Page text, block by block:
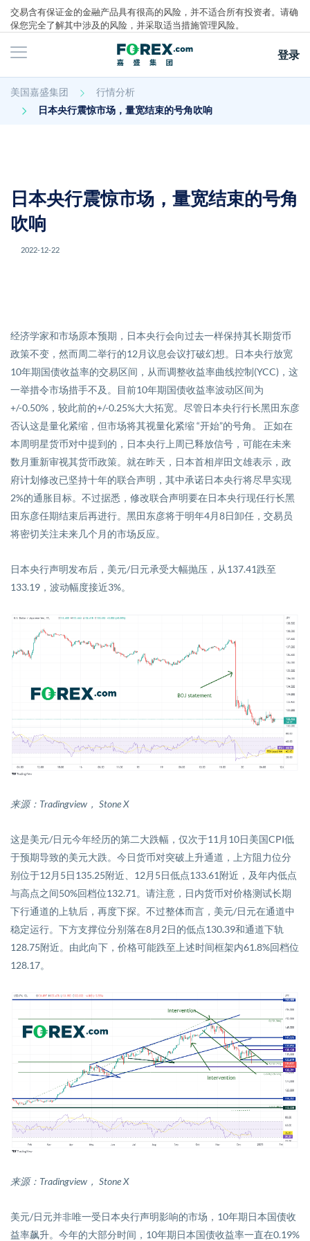
交易含有保证金的金融产品具有很高的风险，并不适合所有投资者。请确
保您完全了解其中涉及的风险，并采取适当措施管理风险。
主页
行情分析
登录
美国嘉盛集团
行情分析
日本央行震惊市场，量宽结束的号角吹响
日本央行震惊市场，量宽结束的号角
吹响
2022-12-22
经济学家和市场原本预期，日本央行会向过去一样保持其长期货币
政策不变，然而周二举行的12月议息会议打破幻想。日本央行放宽
10年期国债收益率的交易区间 ，从而调整收益率曲线控制(YCC) ，这
一举措令市场措手不及。目前10年期国债收益率波动区间为
+/-0.50% ，较此前的+/-0.25%大大拓宽。尽管日本央行行长黑田东彦
否认这是量化紧缩，但市场将其视量化紧缩“开始”的号角 。
正如在
本周明星货币对中提到的，日本央行上周已释放信号，可能在未来
数月重新审视其货币政策。就在昨天，日本首相岸田文雄表示，政
府计划修改已坚持十年的联合声明，其中承诺日本央行将尽早实现
2%的通胀目标。不过据悉，修改联合声明要在日本央行现任行长黑
田东彦任期结束后再进行。黑田东彦将于明年4月8日卸任，交易员
将密切关注未来几个月的市场反应。
日本央行声明发布后，美元/日元承受大幅抛压，从137.41跌至
133.19 ，波动幅度接近3%。
来源： Tradingview ， Stone X
这是美元/日元今年经历的第二大跌幅 ，仅次于11 月 10日美国CPI低
于预期导致的美元大跌。今日货币对突破上升通道，上方阻力位分
别位于12月 5日135.25附近、 12月 5日低点133.61附近，及年内低点
与高点之间50%回档位132.71 。请注意，日内货币对价格测试长期
下行通道的上轨后，再度下探。不过整体而言，美元/日元在通道中
稳定运行。下方支撑位分别落在8月 2日的低点130.39和通道下轨
128.75附近。由此向下，价格可能跌至上述时间框架内61.8%回档位
128.17。
来源： Tradingview ， Stone X
美元/日元并非唯一受日本央行声明影响的市场， 10年期日本国债收
益率飙升。今年的大部分时间， 10年期日本国债收益率一直在0.19%